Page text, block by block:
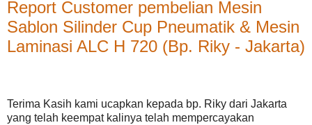
Report Customer pembelian Mesin
Sablon Silinder Cup Pneumatik & Mesin
Laminasi ALC H 720 (Bp. Riky - Jakarta)
Terima Kasih kami ucapkan kepada bp. Riky dari Jakarta
yang telah keempat kalinya telah mempercayakan